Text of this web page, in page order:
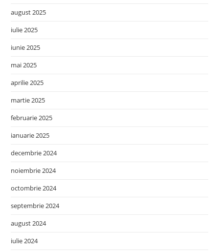
august 2025
iulie 2025
iunie 2025
mai 2025
aprilie 2025
martie 2025
februarie 2025
ianuarie 2025
decembrie 2024
noiembrie 2024
octombrie 2024
septembrie 2024
august 2024
iulie 2024